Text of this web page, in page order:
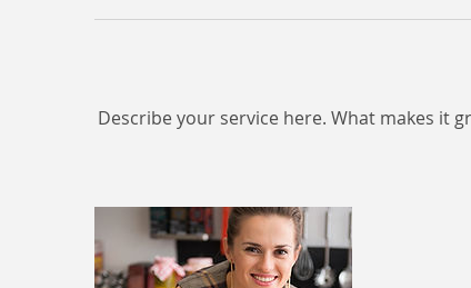
Describe your service here. What makes it